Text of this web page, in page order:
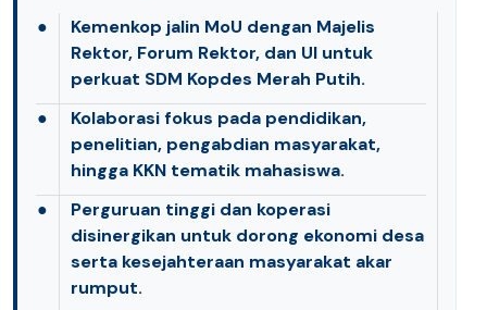
●
Kemenkop jalin MoU dengan Majelis
Rektor, Forum Rektor, dan UI untuk
perkuat SDM Kopdes Merah Putih.
●
Kolaborasi fokus pada pendidikan,
penelitian, pengabdian masyarakat,
hingga KKN tematik mahasiswa.
●
Perguruan tinggi dan koperasi
disinergikan untuk dorong ekonomi desa
serta kesejahteraan masyarakat akar
rumput.